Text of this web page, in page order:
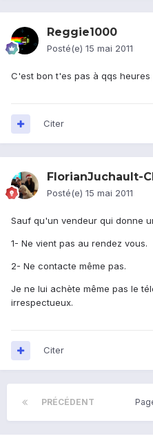
Reggie1000
Posté(e) 15 mai 2011
C'est bon t'es pas à qqs heures
Citer
FlorianJuchault-
Posté(e) 15 mai 2011
Sauf qu'un vendeur qui donne
1- Ne vient pas au rendez vous.
2- Ne contacte même pas.
Je ne lui achète même pas le
irrespectueux.
Citer
PRÉCÉDENT